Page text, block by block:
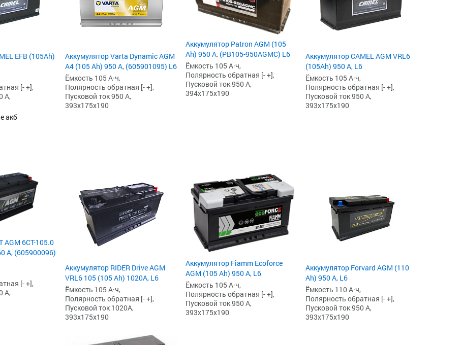
EFB (105Ah)
[- +],
А,
акб
Аккумулятор Varta Dynamic AGM
A4 (105 Ah) 950 А, (605901095) L6
Ёмкость 105 А·ч,
Полярность обратная [- +],
Пусковой ток 950 А,
393x175x190
Аккумулятор Patron AGM (105
Ah) 950 А, (PB105-950AGMC) L6
Ёмкость 105 А·ч,
Полярность обратная [- +],
Пусковой ток 950 А,
394x175x190
Аккумулятор CAMEL AGM VRL6
(105Ah) 950 А, L6
Ёмкость 105 А·ч,
Полярность обратная [- +],
Пусковой ток 950 А,
393x175x190
AGM 6СТ-105.0
А, (605900096)
[- +],
А,
Аккумулятор RIDER Drive AGM
VRL6 105 (105 Ah) 1020А, L6
Ёмкость 105 А·ч,
Полярность обратная [- +],
Пусковой ток 1020А,
393x175x190
Аккумулятор Fiamm Ecoforce
AGM (105 Ah) 950 А, L6
Ёмкость 105 А·ч,
Полярность обратная [- +],
Пусковой ток 950 А,
393x175x190
Аккумулятор Forvard AGM (110
Ah) 950 А, L6
Ёмкость 110 А·ч,
Полярность обратная [- +],
Пусковой ток 950 А,
393x175x190